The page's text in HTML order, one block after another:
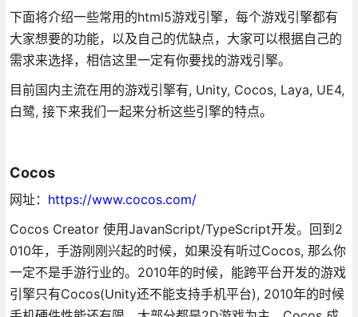
下面将介绍一些常用的html5游戏引擎，每个游戏引擎都有
大家想要的功能，以及自己的优缺点，大家可以根据自己的
需求来选择，相信这里一定有你要找的游戏引擎。
目前国内主流在用的游戏引擎有, Unity, Cocos, Laya, UE4,
白鹭, 接下来我们一起来分析这些引擎的特点。
Cocos
网址： https://www.cocos.com/
Cocos Creator 使用JavanScript/TypeScript开发。回到2
010年，手游刚刚兴起的时候，如果没有听过Cocos, 那么你
一定不是手游行业的。2010年的时候，能跨平台开发的游戏
引擎只有Cocos(Unity还不能支持手机平台), 2010年的时候